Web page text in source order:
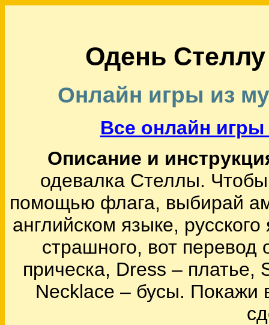
Одень
Онлайн игры из
Все онлайн
Описание и
одевалка Стеллы.
помощью флага, выбирай
английском языке,
страшного, вот
прическа, Dress – платье,
Necklace – бусы. Покажи